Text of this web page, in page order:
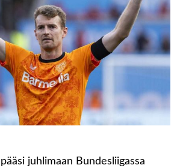
pääsi juhlimaan Bundesliigassa